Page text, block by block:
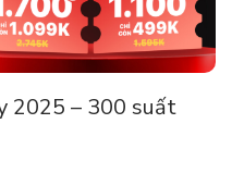
2025 – 300 suất